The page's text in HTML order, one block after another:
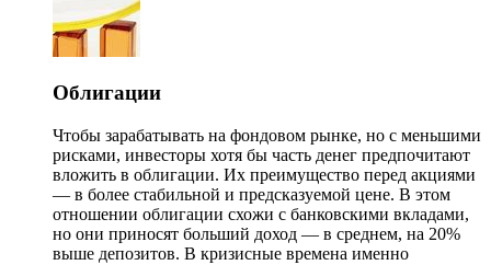
Облигации
Чтобы зарабатывать на фондовом рынке, но с меньшими
рисками, инвесторы хотя бы часть денег предпочитают
вложить в облигации. Их преимущество перед акциями
— в более стабильной и предсказуемой цене. В этом
отношении облигации схожи с банковскими вкладами,
но они приносят больший доход — в среднем, на 20%
выше депозитов. В кризисные времена именно